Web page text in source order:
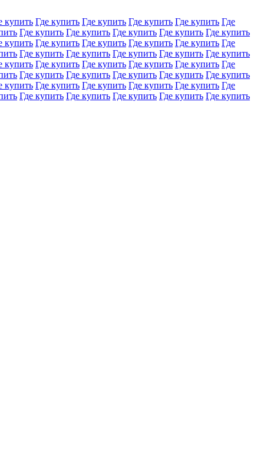
купить Где купить Где купить Где купить Где купить Где
Где купить Где купить Где купить Где купить Где купить
купить Где купить Где купить Где купить Где купить Где
Где купить Где купить Где купить Где купить Где купить
купить Где купить Где купить Где купить Где купить Где
Где купить Где купить Где купить Где купить Где купить
купить Где купить Где купить Где купить Где купить Где
Где купить Где купить Где купить Где купить Где купить